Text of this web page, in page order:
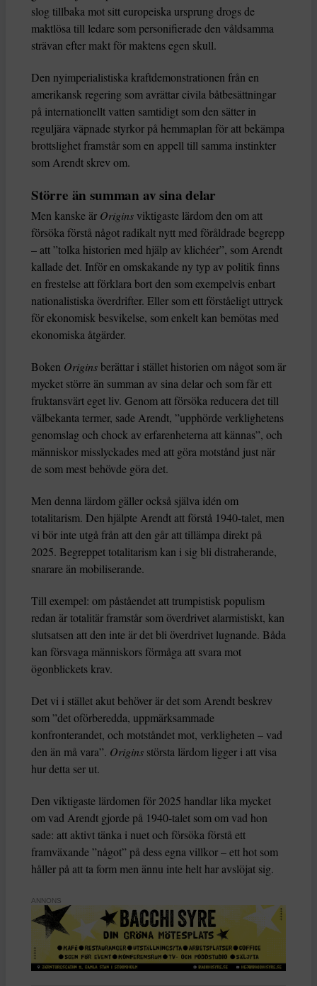
slog tillbaka mot sitt europeiska ursprung drogs de
maktlösa till ledare som personifierade den våldsamma
strävan efter makt för maktens egen skull.
Den nyimperialistiska kraftdemonstrationen från en
amerikansk regering som avrättar civila båtbesättningar
på internationellt vatten samtidigt som den sätter in
reguljära väpnade styrkor på hemmaplan för att bekämpa
brottslighet framstår som en appell till samma instinkter
som Arendt skrev om.
Större än summan av sina delar
Men kanske är Origins viktigaste lärdom den om att
försöka förstå något radikalt nytt med föråldrade begrepp
– att ”tolka historien med hjälp av klichéer”, som Arendt
kallade det. Inför en omskakande ny typ av politik finns
en frestelse att förklara bort den som exempelvis enbart
nationalistiska överdrifter. Eller som ett förståeligt uttryck
för ekonomisk besvikelse, som enkelt kan bemötas med
ekonomiska åtgärder.
Boken Originsberättar i stället historien om något som är
mycket större än summan av sina delar och som får ett
fruktansvärt eget liv. Genom att försöka reducera det till
välbekanta termer, sade Arendt, ”upphörde verklighetens
genomslag och chock av erfarenheterna att kännas”, och
människor misslyckades med att göra motstånd just när
de som mest behövde göra det.
Men denna lärdom gäller också själva idén om
totalitarism. Den hjälpte Arendt att förstå 1940-talet, men
vi bör inte utgå från att den går att tillämpa direkt på
2025. Begreppet totalitarism kan i sig bli distraherande,
snarare än mobiliserande.
Till exempel: om påståendet att trumpistisk populism
redan är totalitär framstår som överdrivet alarmistiskt, kan
slutsatsen att den inte är det bli överdrivet lugnande. Båda
kan försvaga människors förmåga att svara mot
ögonblickets krav.
Det vi i stället akut behöver är det som Arendt beskrev
som ”det oförberedda, uppmärksammade
konfronterandet, och motståndet mot, verkligheten – vad
den än må vara”. Origins största lärdom ligger i att visa
hur detta ser ut.
Den viktigaste lärdomen för 2025 handlar lika mycket
om vad Arendt gjorde på 1940-talet som om vad hon
sade: att aktivt tänka i nuet och försöka förstå ett
framväxande ”något” på dess egna villkor – ett hot som
håller på att ta form men ännu inte helt har avslöjat sig.
ANNONS